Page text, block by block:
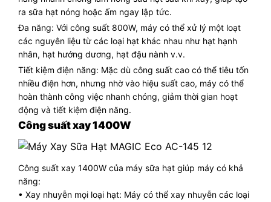
ra sữa hạt nóng hoặc ấm ngay lập tức.
Đa năng: Với công suất 800W, máy có thể xử lý một loạt
các nguyên liệu từ các loại hạt khác nhau như hạt hạnh
nhân, hạt hướng dương, hạt đậu nành v.v.
Tiết kiệm điện năng: Mặc dù công suất cao có thể tiêu tốn
nhiều điện hơn, nhưng nhờ vào hiệu suất cao, máy có thể
hoàn thành công việc nhanh chóng, giảm thời gian hoạt
động và tiết kiệm điện năng.
Công suất xay 1400W
Công suất xay 1400W của máy sữa hạt giúp máy có khả
năng:
• Xay nhuyễn mọi loại hạt: Máy có thể xay nhuyễn các loại